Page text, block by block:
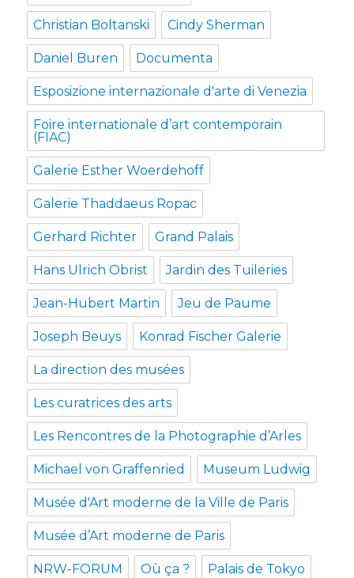
Christian Boltanski Cindy Sherman
Daniel Buren Documenta
Esposizione internazionale d'arte di Venezia
Foire internationale d’art contemporain
(FIAC)
Galerie Esther Woerdehoff
Galerie Thaddaeus Ropac
Gerhard Richter Grand Palais
Hans Ulrich Obrist Jardin des Tuileries
Jean-Hubert Martin Jeu de Paume
Joseph Beuys Konrad Fischer Galerie
La direction des musées
Les curatrices des arts
Les Rencontres de la Photographie d’Arles
Michael von Graffenried Museum Ludwig
Musée d'Art moderne de la Ville de Paris
Musée d’Art moderne de Paris
NRW-FORUM Où ça ? Palais de Tokyo